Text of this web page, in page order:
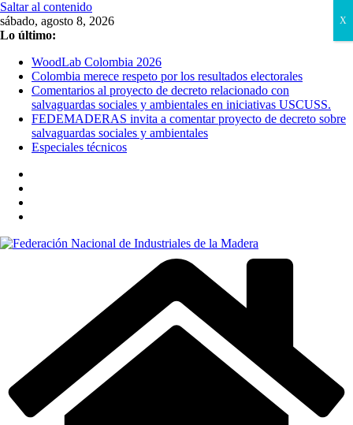
Saltar al contenido
sábado, agosto 8, 2026
Lo último:
WoodLab Colombia 2026
Colombia merece respeto por los resultados electorales
Comentarios al proyecto de decreto relacionado con
salvaguardas sociales y ambientales en iniciativas USCUSS.
FEDEMADERAS invita a comentar proyecto de decreto sobre
salvaguardas sociales y ambientales
Especiales técnicos
X